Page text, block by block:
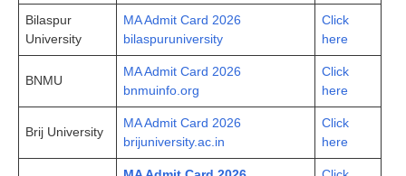
Bilaspur
University
MA Admit Card 2026
bilaspuruniversity
Click
here
BNMU
MA Admit Card 2026
bnmuinfo.org
Click
here
Brij University
MA Admit Card 2026
brijuniversity.ac.in
Click
here